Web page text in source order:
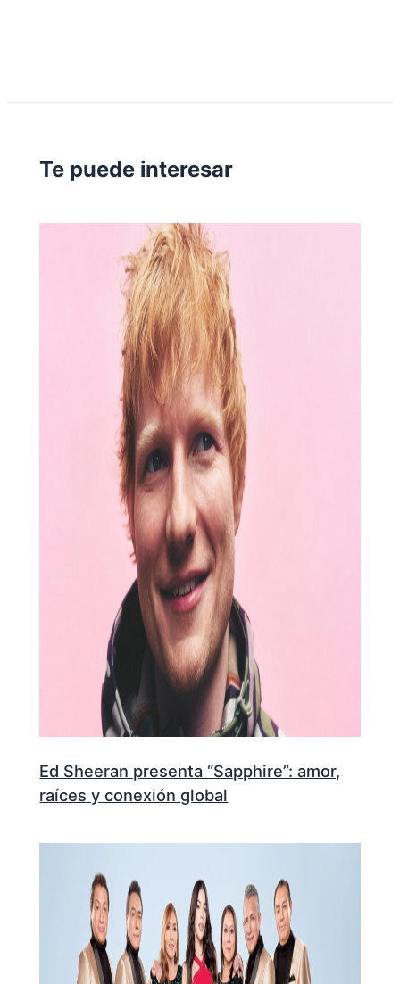
Te puede interesar
Ed Sheeran presenta “Sapphire”: amor,
raíces y conexión global